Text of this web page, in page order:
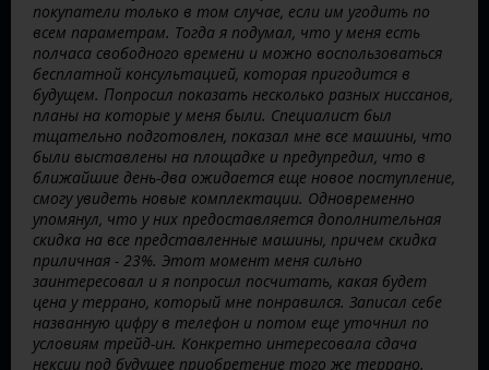
покупатели только в том случае, если им угодить по
всем параметрам. Тогда я подумал, что у меня есть
полчаса свободного времени и можно воспользоваться
бесплатной консультацией, которая пригодится в
будущем. Попросил показать несколько разных ниссанов,
планы на которые у меня были. Специалист был
тщательно подготовлен, показал мне все машины, что
были выставлены на площадке и предупредил, что в
ближайшие день-два ожидается еще новое поступление,
смогу увидеть новые комплектации. Одновременно
упомянул, что у них предоставляется дополнительная
скидка на все представленные машины, причем скидка
приличная - 23%. Этот момент меня сильно
заинтересовал и я попросил посчитать, какая будет
цена у террано, который мне понравился. Записал себе
названную цифру в телефон и потом еще уточнил по
условиям трейд-ин. Конкретно интересовала сдача
нексии под будущее приобретение того же террано.